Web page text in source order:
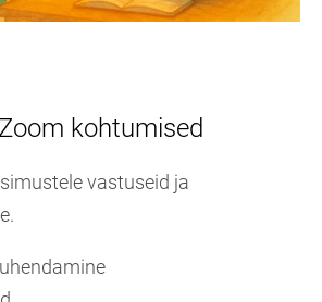
kohtumised
vastuseid ja